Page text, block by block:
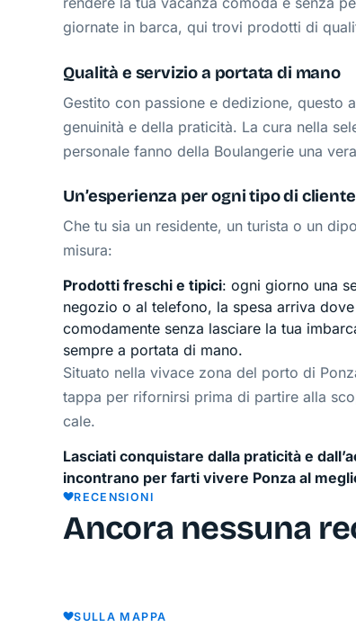
giornate in barca, qui trovi prodotti di
Qualità e servizio a portata di mano
Gestito con passione e dedizione, questo
genuinità e della praticità. La cura nella
personale fanno della Boulangerie una
Un’esperienza per ogni tipo di cliente
Che tu sia un residente, un turista o un
misura:
Prodotti freschi e tipici: ogni giorno una
negozio o al telefono, la spesa arriva
comodamente senza lasciare la tua
sempre a portata di mano.
Situato nella vivace zona del porto di
tappa per rifornirsi prima di partire alla
cale.
Lasciati conquistare dalla praticità e
incontrano per farti vivere Ponza al
RECENSIONI
Ancora nessuna
SULLA MAPPA